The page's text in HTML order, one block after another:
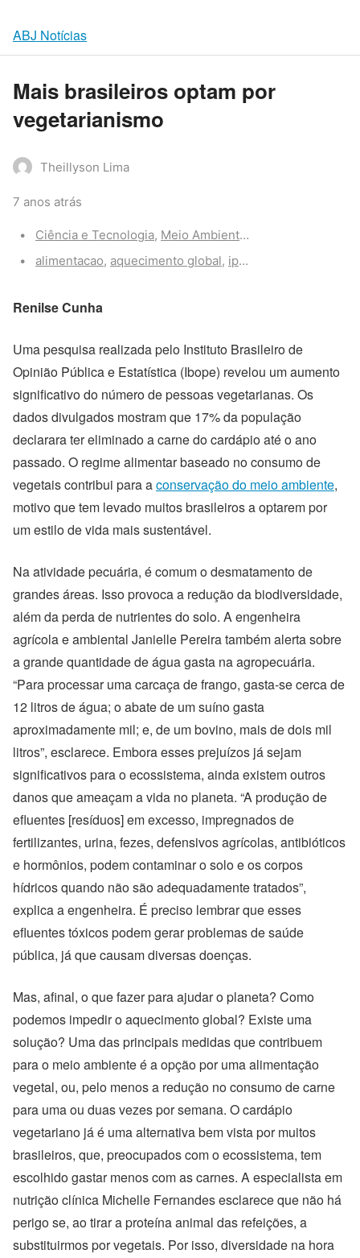
ABJ Notícias
Mais brasileiros optam por
vegetarianismo
Theillyson Lima
7 anos atrás
Categories:
Ciência e Tecnologia, Meio Ambiente ,
Tags:
alimentacao, aquecimento global, ipcc
Renilse Cunha
Uma pesquisa realizada pelo Instituto Brasileiro de
Opinião Pública e Estatística (Ibope) revelou um aumento
significativo do número de pessoas vegetarianas. Os
dados divulgados mostram que 17% da população
declarara ter eliminado a carne do cardápio até o ano
passado. O regime alimentar baseado no consumo de
vegetais contribui para aconservação do meio ambiente,
motivo que tem levado muitos brasileiros a optarem por
um estilo de vida mais sustentável.
Na atividade pecuária, é comum o desmatamento de
grandes áreas. Isso provoca a redução da biodiversidade,
além da perda de nutrientes do solo. A engenheira
agrícola e ambiental Janielle Pereira também alerta sobre
a grande quantidade de água gasta na agropecuária.
“Para processar uma carcaça de frango, gasta-se cerca de
12 litros de água; o abate de um suíno gasta
aproximadamente mil; e, de um bovino, mais de dois mil
litros”, esclarece. Embora esses prejuízos já sejam
significativos para o ecossistema, ainda existem outros
danos que ameaçam a vida no planeta. “A produção de
efluentes [resíduos] em excesso, impregnados de
fertilizantes, urina, fezes, defensivos agrícolas, antibióticos
e hormônios, podem contaminar o solo e os corpos
hídricos quando não são adequadamente tratados”,
explica a engenheira. É preciso lembrar que esses
efluentes tóxicos podem gerar problemas de saúde
pública, já que causam diversas doenças.
Mas, afinal, o que fazer para ajudar o planeta? Como
podemos impedir o aquecimento global? Existe uma
solução? Uma das principais medidas que contribuem
para o meio ambiente é a opção por uma alimentação
vegetal, ou, pelo menos a redução no consumo de carne
para uma ou duas vezes por semana. O cardápio
vegetariano já é uma alternativa bem vista por muitos
brasileiros, que, preocupados com o ecossistema, tem
escolhido gastar menos com as carnes. A especialista em
nutrição clínica Michelle Fernandes esclarece que não há
perigo se, ao tirar a proteína animal das refeições, a
substituirmos por vegetais. Por isso, diversidade na hora